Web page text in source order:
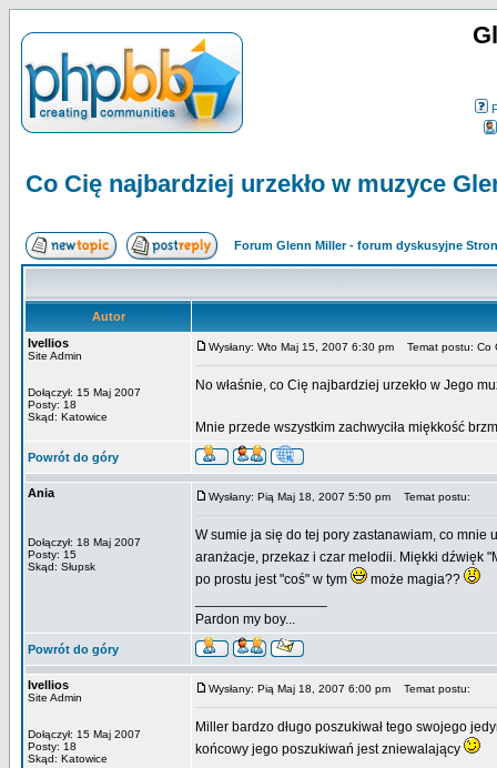
Co Cię najbardziej urzekło w muzyce
Forum Glenn Miller - forum dyskusyjne
Autor
Ivellios
Site Admin
Dołączył: 15 Maj 2007
Posty: 18
Skąd: Katowice
Wysłany: Wto Maj 15, 2007 6:30 pm Temat postu: Co
No właśnie, co Cię najbardziej urzekło w Jego
Mnie przede wszystkim zachwyciła miękkość
Powrót do góry
Ania
Dołączył: 18 Maj 2007
Posty: 15
Skąd: Słupsk
Wysłany: Pią Maj 18, 2007 5:50 pm Temat postu:
W sumie ja się do tej pory zastanawiam, co mnie
aranżacje, przekaz i czar melodii. Miękki dźwięk
po prostu jest "coś" w tym
może magia??
Pardon my boy...
Powrót do góry
Ivellios
Site Admin
Dołączył: 15 Maj 2007
Posty: 18
Skąd: Katowice
Wysłany: Pią Maj 18, 2007 6:00 pm Temat postu:
Miller bardzo długo poszukiwał tego swojego
końcowy jego poszukiwań jest zniewalający